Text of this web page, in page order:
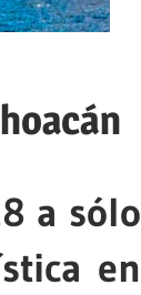
a sólo
en